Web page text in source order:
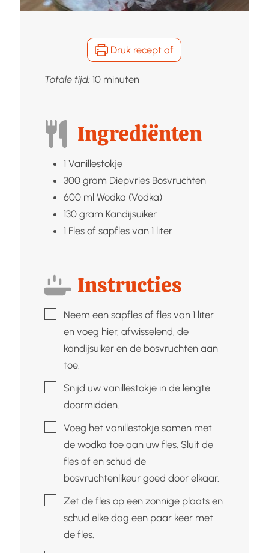
Druk recept af
Totale tijd: 10minuten
minuten
Ingrediënten
1 Vanillestokje
300 gram Diepvries Bosvruchten
600 ml Wodka (Vodka)
130 gram Kandijsuiker
1 Fles of sapfles van 1 liter
Instructies
▢Neem een sapfles of fles van 1 liter
en voeg hier, afwisselend, de
kandijsuiker en de bosvruchten aan
toe.
▢Snijd uw vanillestokje in de lengte
doormidden.
▢Voeg het vanillestokje samen met
de wodka toe aan uw fles. Sluit de
fles af en schud de
bosvruchtenlikeur goed door elkaar.
▢
Zet de fles op een zonnige plaats en
schud elke dag een paar keer met
de fles.